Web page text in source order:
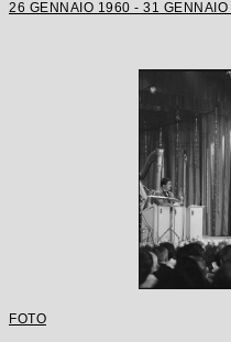
26 GENNAIO 1960 - 31 GENNAIO
FOTO